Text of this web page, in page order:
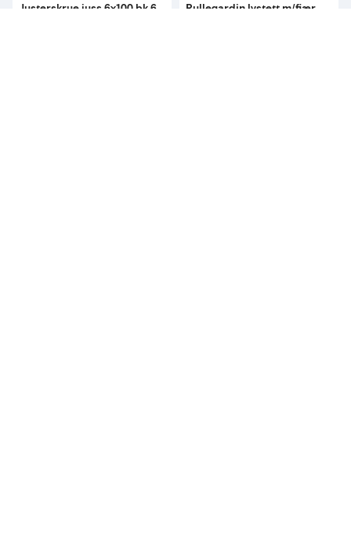
Justerskrue juss 6x100 bk 6 Rullegardin lystett m/fjær